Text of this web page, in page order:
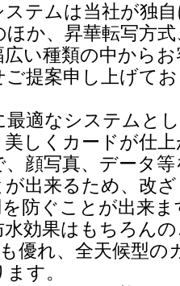
ステムは当社が独
か、昇華転写方式
い種類の中からお
提案申し上げて
適なシステムとし
しくカードが仕
顔写真、データ等
出来るため、改ざ
防ぐことが出来
効果はもちろん
優れ、全天候型の
す。